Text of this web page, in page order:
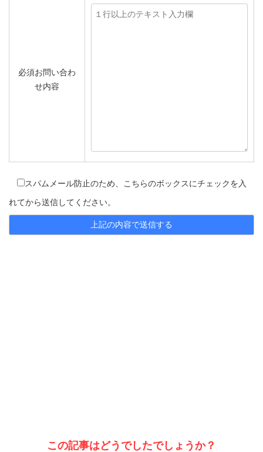
必須お問い合わ
せ内容
スパムメール防止のため、こちらのボックスにチェックを入
れてから送信してください。
この記事はどうでしたでしょうか？